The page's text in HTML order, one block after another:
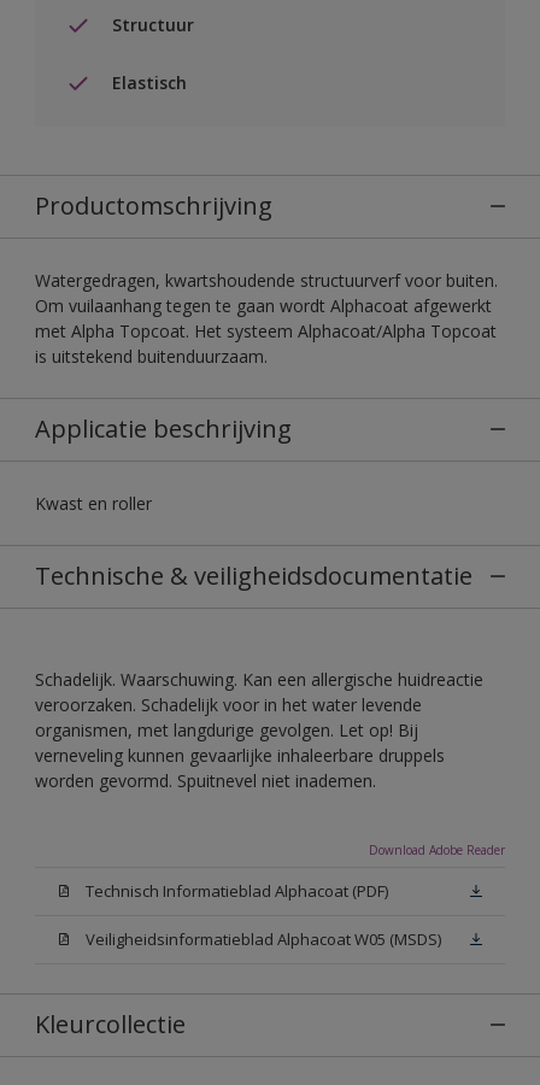
Structuur
Elastisch
Productomschrijving
Watergedragen, kwartshoudende structuurverf voor buiten.
Om vuilaanhang tegen te gaan wordt Alphacoat afgewerkt
met Alpha Topcoat. Het systeem Alphacoat/Alpha Topcoat
is uitstekend buitenduurzaam.
Applicatie beschrijving
Kwast en roller
Technische & veiligheidsdocumentatie
Schadelijk. Waarschuwing. Kan een allergische huidreactie
veroorzaken. Schadelijk voor in het water levende
organismen, met langdurige gevolgen. Let op! Bij
verneveling kunnen gevaarlijke inhaleerbare druppels
worden gevormd. Spuitnevel niet inademen.
Download Adobe Reader
Technisch Informatieblad Alphacoat (PDF)
Veiligheidsinformatieblad Alphacoat W05 (MSDS)
Kleurcollectie